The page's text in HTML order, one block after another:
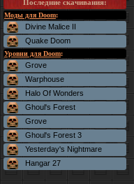
Последние скачивания:
Моды для Doom:
Divine Malice II
Quake Doom
Уровни для Doom:
Grove
Warphouse
Halo Of Wonders
Ghoul's Forest
Grove
Ghoul's Forest 3
Yesterday's Nightmare
Hangar 27